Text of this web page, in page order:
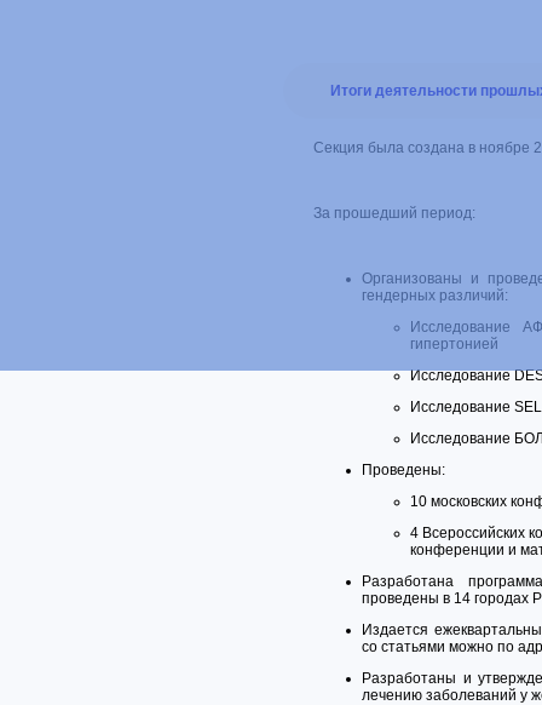
Итоги деятельности
Секция была создана в ноябре
За прошедший период:
Организованы и
гендерных различий:
Исследование
гипертонией
Исследование
Исследование
Исследование
Проведены:
10 московских
4 Всероссийских
конференции и
Разработана
проведены в 14 городах
Издается
со статьями можно по
Разработаны и
лечению заболеваний у